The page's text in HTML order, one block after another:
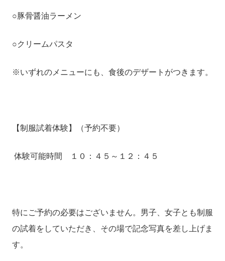
○豚骨醤油ラーメン
○クリームパスタ
※いずれのメニューにも、食後のデザートがつきます。
【制服試着体験】（予約不要）
体験可能時間 １０：４５～１２：４５
特にご予約の必要はございません。男子、女子とも制服
の試着をしていただき、その場で記念写真を差し上げま
す。